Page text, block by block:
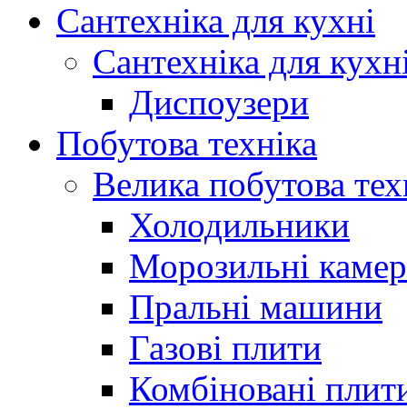
Сантехніка для кухні
Сантехніка для
Диспоузери
Побутова техніка
Велика побутова
Холодильники
Морозильні
Пральні машини
Газові плити
Комбіновані